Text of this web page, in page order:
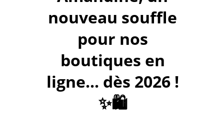
nouveau souffle
pour nos
boutiques en
ligne... dès 2026 !
✨🛍️